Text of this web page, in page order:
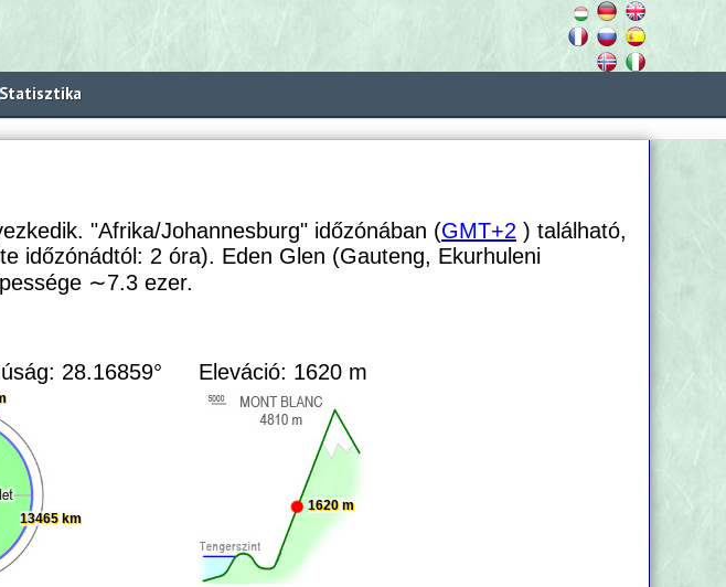
Statisztika
"Afrika/Johannesburg" időzónában (GMT+2 ) található,
időzónádtól: 2 óra). Eden Glen (Gauteng, Ekurhuleni
∼7.3 ezer.
28.16859°
13465 km
Eleváció: 1620 m
1620 m